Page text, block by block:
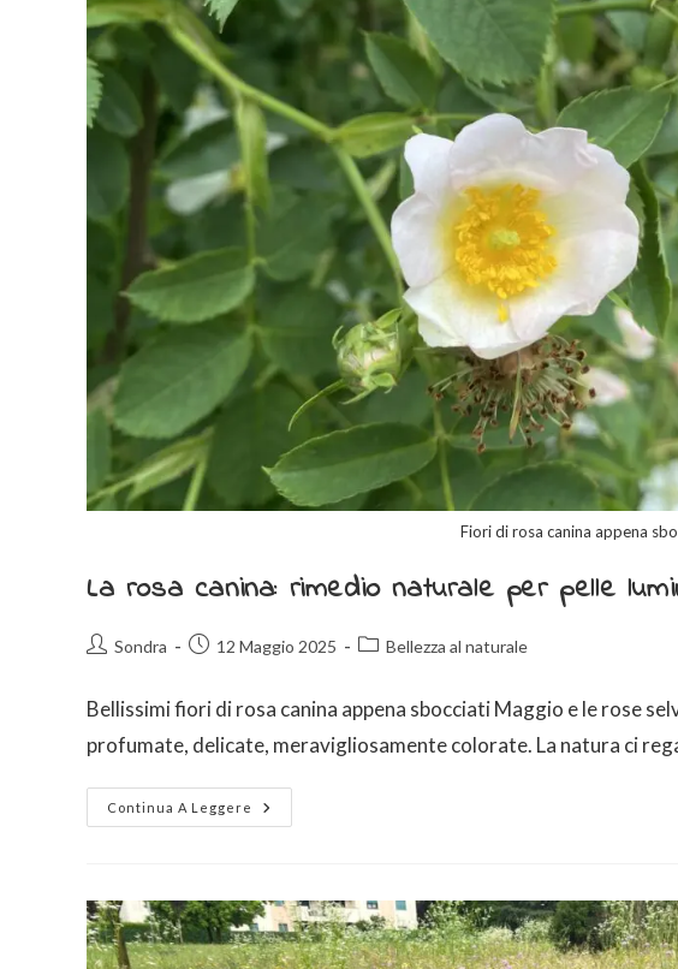
Fiori di rosa canina appena
La rosa canina: rimedio naturale per pelle
Sondra 12 Maggio 2025 Bellezza al naturale
Bellissimi fiori di rosa canina appena sbocciati Maggio e le rose
profumate, delicate, meravigliosamente colorate. La natura ci
Continua A Leggere